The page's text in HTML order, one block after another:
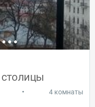
• 4 комнаты